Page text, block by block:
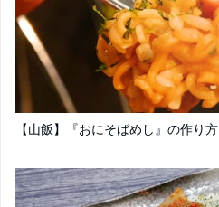
【山飯】『おにそばめし』の作り方